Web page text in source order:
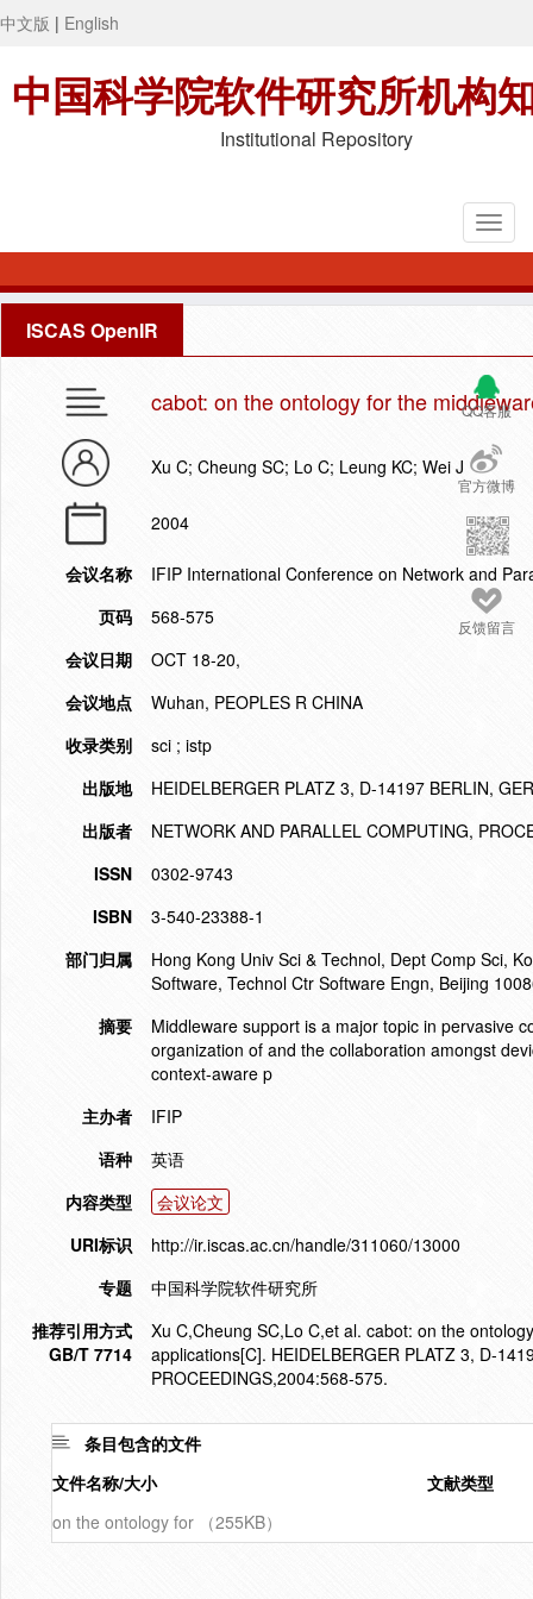
中文版 | English
中国科学院软件研究所机构
Institutional Repository
ISCAS OpenIR
QQ客服
官方微博
反馈留言
cabot: on the ontology for the
Xu C; Cheung SC; Lo C; Leung KC; Wei J
2004
会议名称
IFIP International Conference on Network and
页码
568-575
会议日期
OCT 18-20,
会议地点
Wuhan, PEOPLES R CHINA
收录类别
sci ; istp
出版地
HEIDELBERGER PLATZ 3, D-14197 BERLIN,
出版者
NETWORK AND PARALLEL COMPUTING,
ISSN
0302-9743
ISBN
3-540-23388-1
部门归属
Hong Kong Univ Sci & Technol, Dept Comp Sci,
Software, Technol Ctr Software Engn, Beijing
摘要
Middleware support is a major topic in pervasive
organization of and the collaboration amongst
context-aware p
主办者
IFIP
语种
英语
内容类型
会议论文
URI标识
http://ir.iscas.ac.cn/handle/311060/13000
专题
中国科学院软件研究所
推荐引用方式
GB/T 7714
Xu C,Cheung SC,Lo C,et al. cabot: on the
applications[C]. HEIDELBERGER PLATZ 3, D-
PROCEEDINGS,2004:568-575.
条目包含的文件
文件名称/大小
文献类型
on the ontology for （255KB）